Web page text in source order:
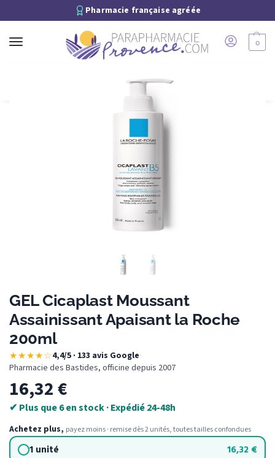
Pharmacie française agréée
0
GEL Cicaplast Moussant
Assainissant Apaisant la Roche
200ml
★★★★☆4,4/5 · 133 avis Google·
Pharmacie des Bastides, officine depuis 2007
16,32€
✔ Plus que 6 en stock · Expédié 24-48h
Achetez plus, payez moins · remise dès 2 unités, toutes tailles confondues
1 unité 16,32 €